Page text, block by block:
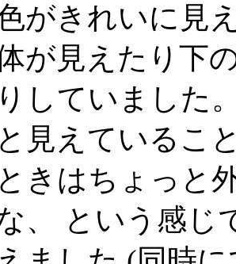
がきれいに見
が見えたり下
りしていました
と見えているこ
ときはちょっと
、 という感じ